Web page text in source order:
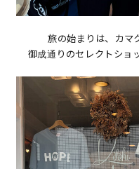
旅の始まりは、カマ
御成通りのセレクトショ